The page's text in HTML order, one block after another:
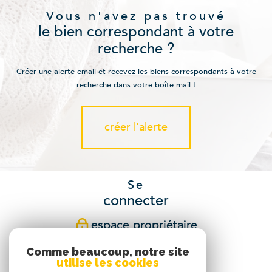
Vous n'avez pas trouvé
le bien correspondant à votre
recherche ?
Créer une alerte email et recevez les biens correspondants à votre
recherche dans votre boîte mail !
créer l'alerte
Se
connecter
espace propriétaire
Nous
Comme beaucoup, notre site
utilise les cookies